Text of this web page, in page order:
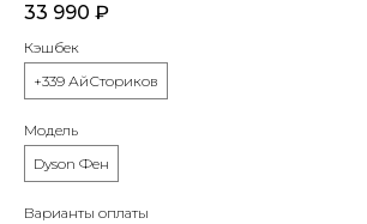
33 990 ₽
Кэшбек
+339 АйСториков
Модель
Dyson Фен
Варианты оплаты